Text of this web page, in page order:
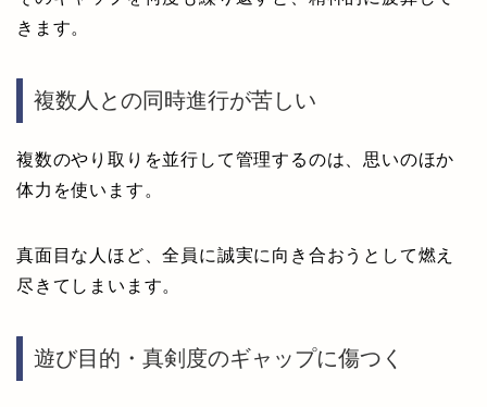
きます。
複数人との同時進行が苦しい
複数のやり取りを並行して管理するのは、思いのほか
体力を使います。
真面目な人ほど、全員に誠実に向き合おうとして燃え
尽きてしまいます。
遊び目的・真剣度のギャップに傷つく